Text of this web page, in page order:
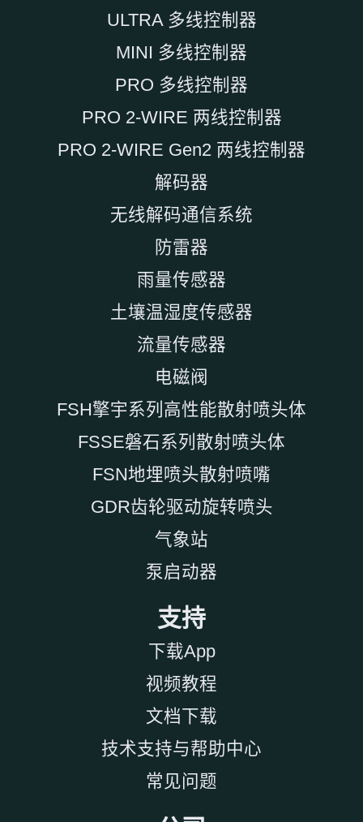
ULTRA 多线控制器
MINI 多线控制器
PRO 多线控制器
PRO 2-WIRE 两线控制器
PRO 2-WIRE Gen2 两线控制器
解码器
无线解码通信系统
防雷器
雨量传感器
土壤温湿度传感器
流量传感器
电磁阀
FSH擎宇系列高性能散射喷头体
FSSE磐石系列散射喷头体
FSN地埋喷头散射喷嘴
GDR齿轮驱动旋转喷头
气象站
泵启动器
支持
下载App
视频教程
文档下载
技术支持与帮助中心
常见问题